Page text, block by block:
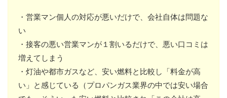
・営業マン個人の対応が悪いだけで、会社自体は問題な
い
・接客の悪い営業マンが１割いるだけで、悪い口コミは
増えてしまう
・灯油や都市ガスなど、安い燃料と比較し「料金が高
い」と感じている（プロパンガス業界の中では安い場合